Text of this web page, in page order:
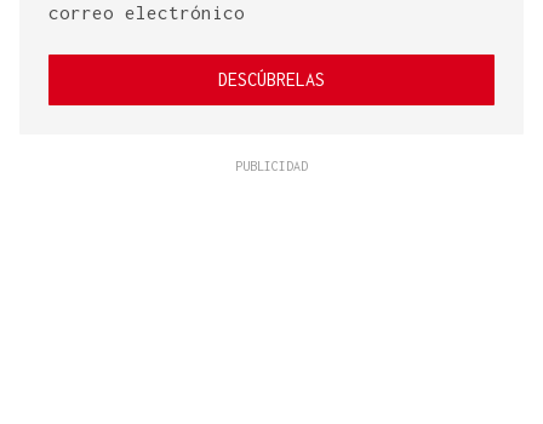
correo electrónico
DESCÚBRELAS